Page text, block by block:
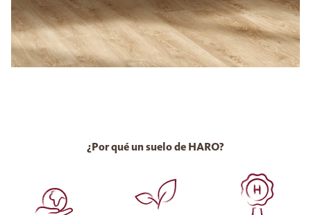
¿Por qué un suelo de HARO?